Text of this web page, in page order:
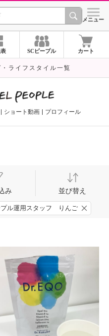
CHANNEL シメニュー
SCピープル カート
ライフスタイル一覧
ショート動画 プロフィール
み 並び替え
プル運用スタッフ りんご